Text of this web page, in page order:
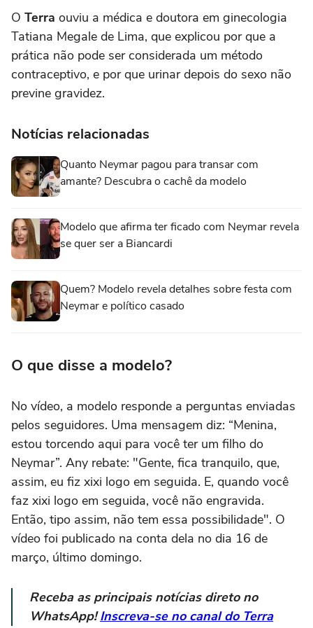
O Terra ouviu a médica e doutora em ginecologia
Tatiana Megale de Lima, que explicou por que a
prática não pode ser considerada um método
contraceptivo, e por que urinar depois do sexo não
previne gravidez.
Notícias relacionadas
Quanto Neymar pagou para transar com
amante? Descubra o cachê da modelo
Modelo que afirma ter ficado com Neymar revela
se quer ser a Biancardi
Quem? Modelo revela detalhes sobre festa com
Neymar e político casado
O que disse a modelo?
No vídeo, a modelo responde a perguntas enviadas
pelos seguidores. Uma mensagem diz: “Menina,
estou torcendo aqui para você ter um filho do
Neymar”. Any rebate: "Gente, fica tranquilo, que,
assim, eu fiz xixi logo em seguida. E, quando você
faz xixi logo em seguida, você não engravida.
Então, tipo assim, não tem essa possibilidade". O
vídeo foi publicado na conta dela no dia 16 de
março, último domingo.
Receba as principais notícias direto no
WhatsApp!Inscreva-se no canal do Terra